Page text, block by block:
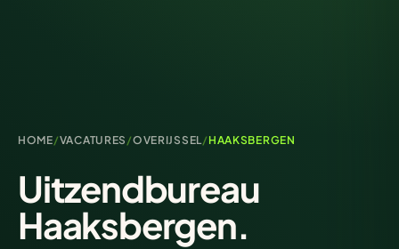
HOME/VACATURES /OVERIJSSEL/ HAAKSBERGEN
Uitzendbureau
Haaksbergen.